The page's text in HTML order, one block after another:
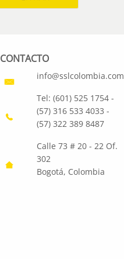
CONTACTO
info@sslcolombia.com
Tel: (601) 525 1754 -
(57) 316 533 4033 -
(57) 322 389 8487
Calle 73 # 20 - 22 Of.
302
Bogotá, Colombia